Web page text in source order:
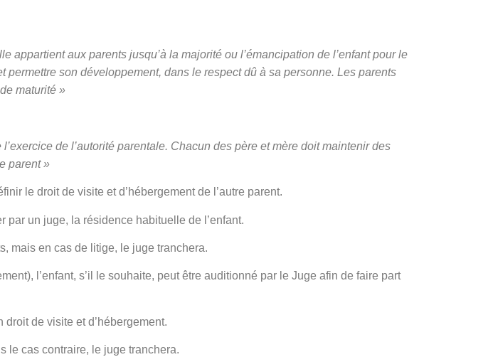
appartient aux parents jusqu’à la majorité ou l’émancipation de l’enfant pour le
son développement, dans le respect dû à sa personne. Les parents
maturité »
de l’autorité parentale. Chacun des père et mère doit maintenir des
parent »
le droit de visite et d’hébergement de l’autre parent.
par un juge, la résidence habituelle de l’enfant.
mais en cas de litige, le juge tranchera.
l’enfant, s’il le souhaite, peut être auditionné par le Juge afin de faire part
de visite et d’hébergement.
le cas contraire, le juge tranchera.